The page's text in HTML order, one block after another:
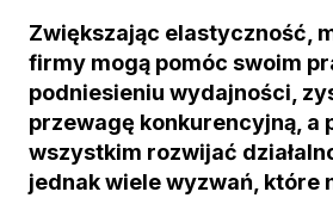
Zwiększając elastyczność,
firmy mogą pomóc swoim
podniesieniu wydajności,
przewagę konkurencyjną, a
wszystkim rozwijać
jednak wiele wyzwań, które